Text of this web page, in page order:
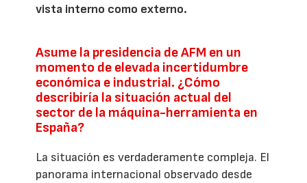
vista interno como externo.
Asume la presidencia de AFM en un
momento de elevada incertidumbre
económica e industrial. ¿Cómo
describiría la situación actual del
sector de la máquina-herramienta en
España?
La situación es verdaderamente compleja. El
panorama internacional observado desde